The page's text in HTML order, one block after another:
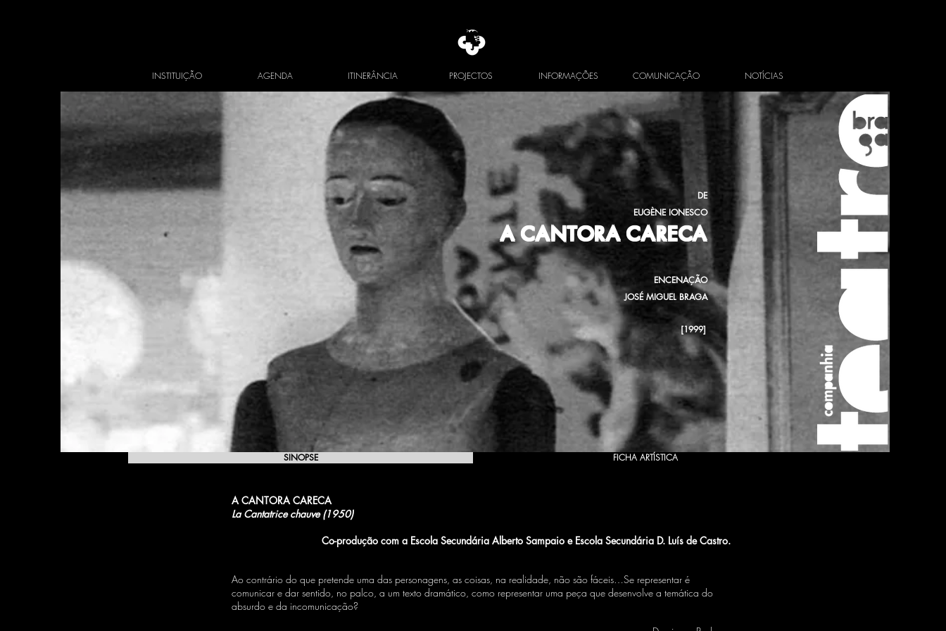
INSTITUIÇÃO AGENDA ITINERÂNCIA PROJECTOS INFORMAÇÕES COMUNICAÇÃO NOTÍCIAS
A CANTORA CARECA
ENCENAÇÃO
JOSÉ MIGUEL BRAGA
[1999]
DE
EUGÈNE IONESCO
SINOPSE FICHA ARTÍSTICA
A CANTORA CARECA
La Cantatrice chauve (1950)
Co-produção com a Escola Secundária Alberto Sampaio e Escola Secundária D. Luís de Castro.
Ao contrário do que pretende uma das personagens, as coisas, na realidade, não são fáceis…Se representar é
comunicar e dar sentido, no palco, a um texto dramático, como representar uma peça que desenvolve a temática do
absurdo e da incomunicação?